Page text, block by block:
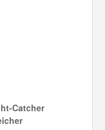
Catcher